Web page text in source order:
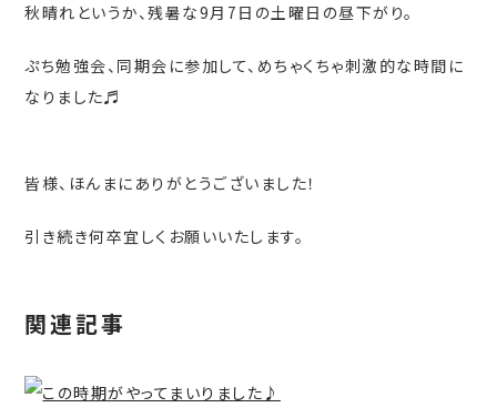
秋晴れというか、残暑な9月7日の土曜日の昼下がり。
ぷち勉強会、同期会に参加して、めちゃくちゃ刺激的な時間に
なりました♬
皆様、ほんまにありがとうございました！
引き続き何卒宜しくお願いいたします。
関連記事